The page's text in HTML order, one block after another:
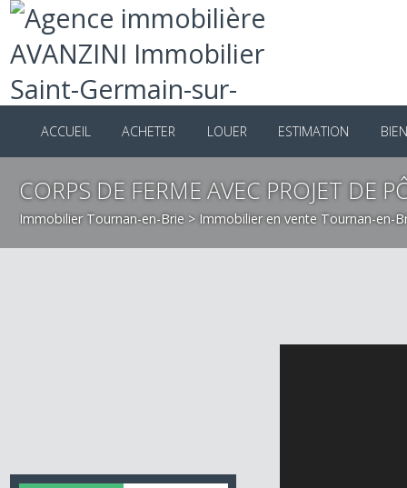
ACCUEIL ACHETER LOUER ESTIMATION
CORPS DE FERME AVEC PROJET
Immobilier Tournan-en-Brie >Immobilier en vente Tournan-